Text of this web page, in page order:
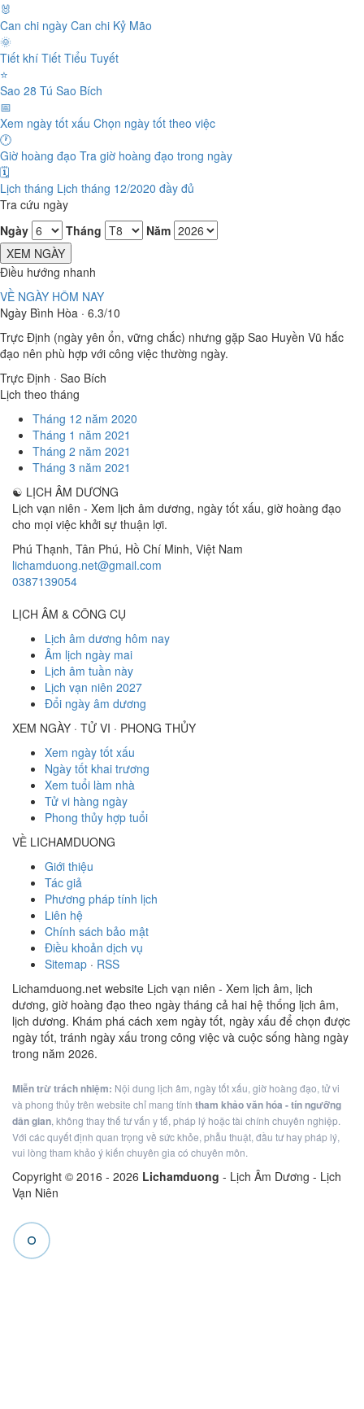
🐰
Can chi ngày Can chi Kỷ Mão
🌞
Tiết khí Tiết Tiểu Tuyết
⭐
Sao 28 Tú Sao Bích
📅
Xem ngày tốt xấu Chọn ngày tốt theo việc
🕐
Giờ hoàng đạo Tra giờ hoàng đạo trong ngày
🗓️
Lịch tháng Lịch tháng 12/2020 đầy đủ
Tra cứu ngày
Ngày
Tháng
Năm
XEM NGÀY
Điều hướng nhanh
VỀ NGÀY HÔM NAY
Ngày Bình Hòa · 6.3/10
Trực Định (ngày yên ổn, vững chắc) nhưng gặp Sao Huyền Vũ hắc
đạo nên phù hợp với công việc thường ngày.
Trực Định · Sao Bích
Lịch theo tháng
Tháng 12 năm 2020
Tháng 1 năm 2021
Tháng 2 năm 2021
Tháng 3 năm 2021
☯ LỊCH ÂM DƯƠNG
Lịch vạn niên - Xem lịch âm dương, ngày tốt xấu, giờ hoàng đạo
cho mọi việc khởi sự thuận lợi.
Phú Thạnh, Tân Phú, Hồ Chí Minh, Việt Nam
lichamduong.net@gmail.com
0387139054
LỊCH ÂM & CÔNG CỤ
Lịch âm dương hôm nay
Âm lịch ngày mai
Lịch âm tuần này
Lịch vạn niên 2027
Đổi ngày âm dương
XEM NGÀY · TỬ VI · PHONG THỦY
Xem ngày tốt xấu
Ngày tốt khai trương
Xem tuổi làm nhà
Tử vi hàng ngày
Phong thủy hợp tuổi
VỀ LICHAMDUONG
Giới thiệu
Tác giả
Phương pháp tính lịch
Liên hệ
Chính sách bảo mật
Điều khoản dịch vụ
Sitemap · RSS
Lichamduong.net website Lịch vạn niên - Xem lịch âm, lịch
dương, giờ hoàng đạo theo ngày tháng cả hai hệ thống lịch âm,
lịch dương. Khám phá cách xem ngày tốt, ngày xấu để chọn được
ngày tốt, tránh ngày xấu trong công việc và cuộc sống hàng ngày
trong năm 2026.
Miễn trừ trách nhiệm: Nội dung lịch âm, ngày tốt xấu, giờ hoàng đạo, tử vi
và phong thủy trên website chỉ mang tính tham khảo văn hóa - tín ngưỡng
dân gian, không thay thế tư vấn y tế, pháp lý hoặc tài chính chuyên nghiệp.
Với các quyết định quan trọng về sức khỏe, phẫu thuật, đầu tư hay pháp lý,
vui lòng tham khảo ý kiến chuyên gia có chuyên môn.
Copyright © 2016 - 2026 Lichamduong - Lịch Âm Dương - Lịch
Vạn Niên